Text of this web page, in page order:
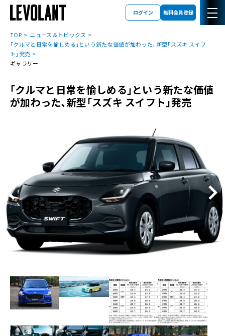
ログイン 無料会員登録
TOP
ニュース＆トピックス
｢クルマと日常を愉しめる｣という新たな価値が加わった､新型｢スズキ スイフ
ト｣発売
ギャラリー
｢クルマと日常を愉しめる｣という新たな価値
が加わった､新型｢スズキ スイフト｣発売